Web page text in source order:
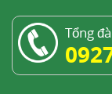
Tổng